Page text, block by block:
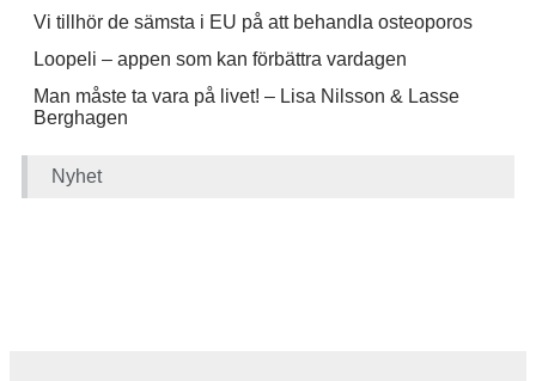
Vi tillhör de sämsta i EU på att behandla osteoporos
Loopeli – appen som kan förbättra vardagen
Man måste ta vara på livet! – Lisa Nilsson & Lasse
Berghagen
Nyhet